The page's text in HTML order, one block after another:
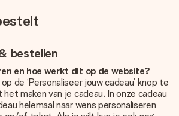
bestellen
en hoe werkt dit op de website?
de ‘Personaliseer jouw cadeau’ knop te
maken van je cadeau. In onze cadeau
helemaal naar wens personaliseren